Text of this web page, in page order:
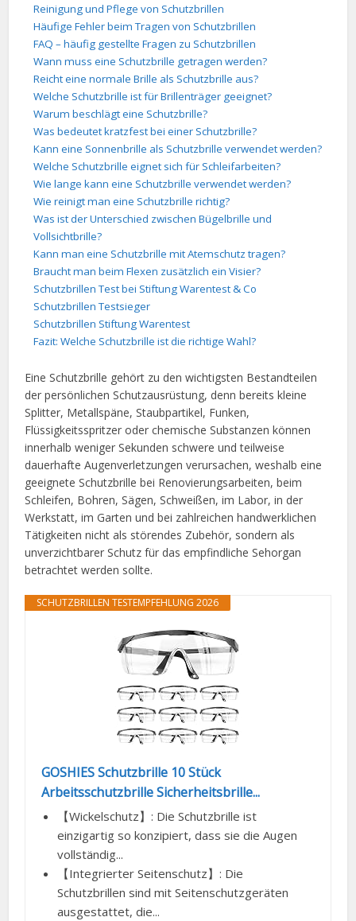
Reinigung und Pflege von Schutzbrillen
Häufige Fehler beim Tragen von Schutzbrillen
FAQ – häufig gestellte Fragen zu Schutzbrillen
Wann muss eine Schutzbrille getragen werden?
Reicht eine normale Brille als Schutzbrille aus?
Welche Schutzbrille ist für Brillenträger geeignet?
Warum beschlägt eine Schutzbrille?
Was bedeutet kratzfest bei einer Schutzbrille?
Kann eine Sonnenbrille als Schutzbrille verwendet werden?
Welche Schutzbrille eignet sich für Schleifarbeiten?
Wie lange kann eine Schutzbrille verwendet werden?
Wie reinigt man eine Schutzbrille richtig?
Was ist der Unterschied zwischen Bügelbrille und
Vollsichtbrille?
Kann man eine Schutzbrille mit Atemschutz tragen?
Braucht man beim Flexen zusätzlich ein Visier?
Schutzbrillen Test bei Stiftung Warentest & Co
Schutzbrillen Testsieger
Schutzbrillen Stiftung Warentest
Fazit: Welche Schutzbrille ist die richtige Wahl?
Eine Schutzbrille gehört zu den wichtigsten Bestandteilen
der persönlichen Schutzausrüstung, denn bereits kleine
Splitter, Metallspäne, Staubpartikel, Funken,
Flüssigkeitsspritzer oder chemische Substanzen können
innerhalb weniger Sekunden schwere und teilweise
dauerhafte Augenverletzungen verursachen, weshalb eine
geeignete Schutzbrille bei Renovierungsarbeiten, beim
Schleifen, Bohren, Sägen, Schweißen, im Labor, in der
Werkstatt, im Garten und bei zahlreichen handwerklichen
Tätigkeiten nicht als störendes Zubehör, sondern als
unverzichtbarer Schutz für das empfindliche Sehorgan
betrachtet werden sollte.
SCHUTZBRILLEN TESTEMPFEHLUNG 2026
GOSHIES Schutzbrille 10 Stück
Arbeitsschutzbrille Sicherheitsbrille...
【Wickelschutz】: Die Schutzbrille ist
einzigartig so konzipiert, dass sie die Augen
vollständig...
【Integrierter Seitenschutz】: Die
Schutzbrillen sind mit Seitenschutzgeräten
ausgestattet, die...